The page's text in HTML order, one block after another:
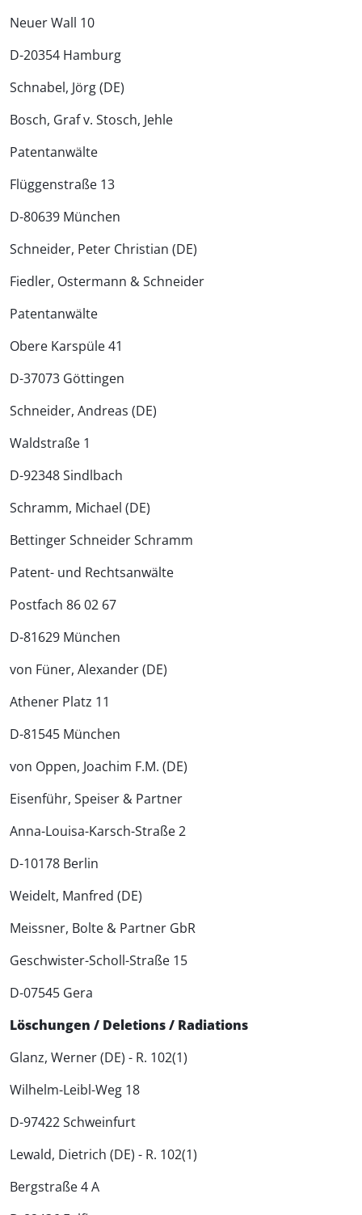
Neuer Wall 10
D-20354 Hamburg
Schnabel, Jörg (DE)
Bosch, Graf v. Stosch, Jehle
Patentanwälte
Flüggenstraße 13
D-80639 München
Schneider, Peter Christian (DE)
Fiedler, Ostermann & Schneider
Patentanwälte
Obere Karspüle 41
D-37073 Göttingen
Schneider, Andreas (DE)
Waldstraße 1
D-92348 Sindlbach
Schramm, Michael (DE)
Bettinger Schneider Schramm
Patent- und Rechtsanwälte
Postfach 86 02 67
D-81629 München
von Füner, Alexander (DE)
Athener Platz 11
D-81545 München
von Oppen, Joachim F.M. (DE)
Eisenführ, Speiser & Partner
Anna-Louisa-Karsch-Straße 2
D-10178 Berlin
Weidelt, Manfred (DE)
Meissner, Bolte & Partner GbR
Geschwister-Scholl-Straße 15
D-07545 Gera
Löschungen / Deletions / Radiations
Glanz, Werner (DE) - R. 102(1)
Wilhelm-Leibl-Weg 18
D-97422 Schweinfurt
Lewald, Dietrich (DE) - R. 102(1)
Bergstraße 4 A